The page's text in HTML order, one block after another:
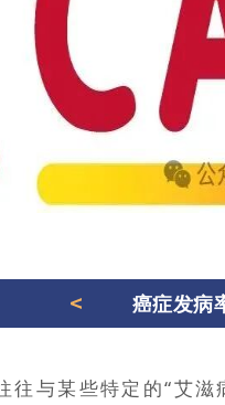
癌症发病
往与某些特定的“艾